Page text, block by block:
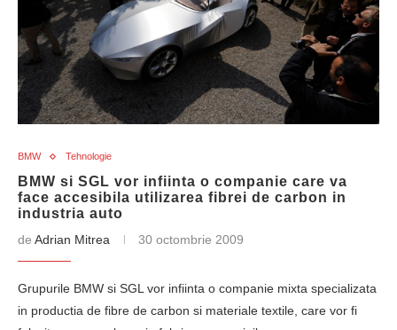
BMW Tehnologie
BMW si SGL vor infiinta o companie care va
face accesibila utilizarea fibrei de carbon in
industria auto
de Adrian Mitrea 30 octombrie 2009
Grupurile BMW si SGL vor infiinta o companie mixta specializata
in productia de fibre de carbon si materiale textile, care vor fi